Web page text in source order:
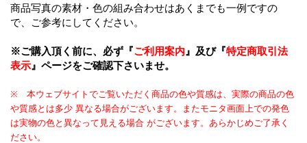
商品写真の素材・色の組み合わせはあくまでも一例ですの
で、ご参考にしてください。
※ご購入頂く前に、必ず『ご利用案内 』及び『特定商取引法
表示 』ページをご確認下さいませ。
※ 本ウェブサイトでご覧いただく商品の色や質感は、実際の商品の色
や質感とは多少 異なる場合がございます。またモニタ画面上での発色
は実物の色と異なって見える場合 がございます。あらかじめご了承く
ださい。